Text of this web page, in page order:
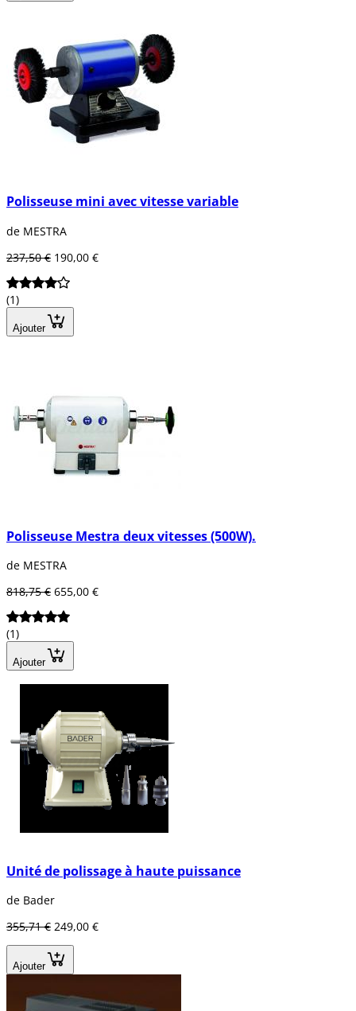
Polisseuse mini avec vitesse variable
de MESTRA
237,50 € 190,00 €
(1)
Ajouter
Polisseuse Mestra deux vitesses (500W).
de MESTRA
818,75 € 655,00 €
(1)
Ajouter
Unité de polissage à haute puissance
de Bader
355,71 € 249,00 €
Ajouter